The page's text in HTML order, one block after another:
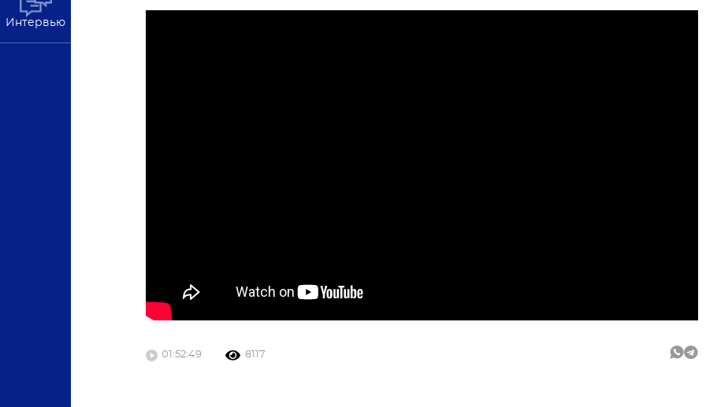
Интервью
01:52:49 8117